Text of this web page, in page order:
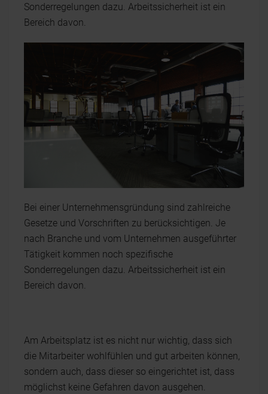
Sonderregelungen dazu. Arbeitssicherheit ist ein
Bereich davon.
Bei einer Unternehmensgründung sind zahlreiche
Gesetze und Vorschriften zu berücksichtigen. Je
nach Branche und vom Unternehmen ausgeführter
Tätigkeit kommen noch spezifische
Sonderregelungen dazu. Arbeitssicherheit ist ein
Bereich davon.
Am Arbeitsplatz ist es nicht nur wichtig, dass sich
die Mitarbeiter wohlfühlen und gut arbeiten können,
sondern auch, dass dieser so eingerichtet ist, dass
möglichst keine Gefahren davon ausgehen.